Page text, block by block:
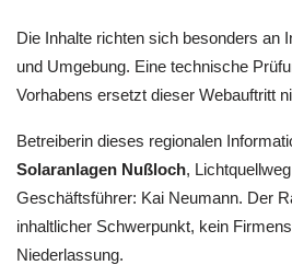
Die Inhalte richten sich besonders an
und Umgebung. Eine technische
Vorhabens ersetzt dieser Webauftritt
Betreiberin dieses regionalen
Solaranlagen Nußloch,
Geschäftsführer: Kai Neumann. Der
inhaltlicher Schwerpunkt, kein
Niederlassung.